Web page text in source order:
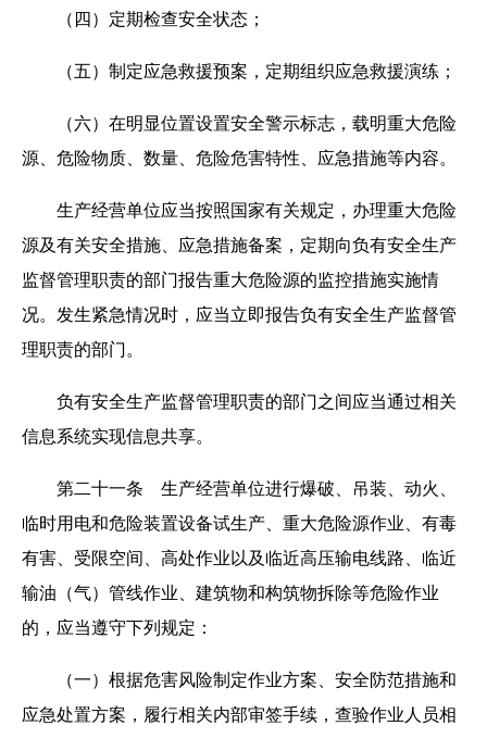
（四）定期检查安全状态；
（五）制定应急救援预案，定期组织应急救援演练；
（六）在明显位置设置安全警示标志，载明重大危险
源、危险物质、数量、危险危害特性、应急措施等内容。
生产经营单位应当按照国家有关规定，办理重大危险
源及有关安全措施、应急措施备案，定期向负有安全生产
监督管理职责的部门报告重大危险源的监控措施实施情
况。发生紧急情况时，应当立即报告负有安全生产监督管
理职责的部门。
负有安全生产监督管理职责的部门之间应当通过相关
信息系统实现信息共享。
第二十一条 生产经营单位进行爆破、吊装、动火、
临时用电和危险装置设备试生产、重大危险源作业、有毒
有害、受限空间、高处作业以及临近高压输电线路、临近
输油（气）管线作业、建筑物和构筑物拆除等危险作业
的，应当遵守下列规定：
（一）根据危害风险制定作业方案、安全防范措施和
应急处置方案，履行相关内部审签手续，查验作业人员相